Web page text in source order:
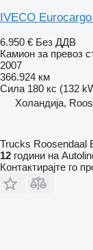
IVECO
6.950 € Без ДДВ
Камион за превоз
2007
366.924 км
Сила 180 кс (132
Холандија,
Trucks Roosendaal
12 години на
Контактирајте го